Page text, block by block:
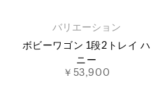
バリエーション
ボビーワゴン 1段2トレイ ハ
ニー
￥53,900